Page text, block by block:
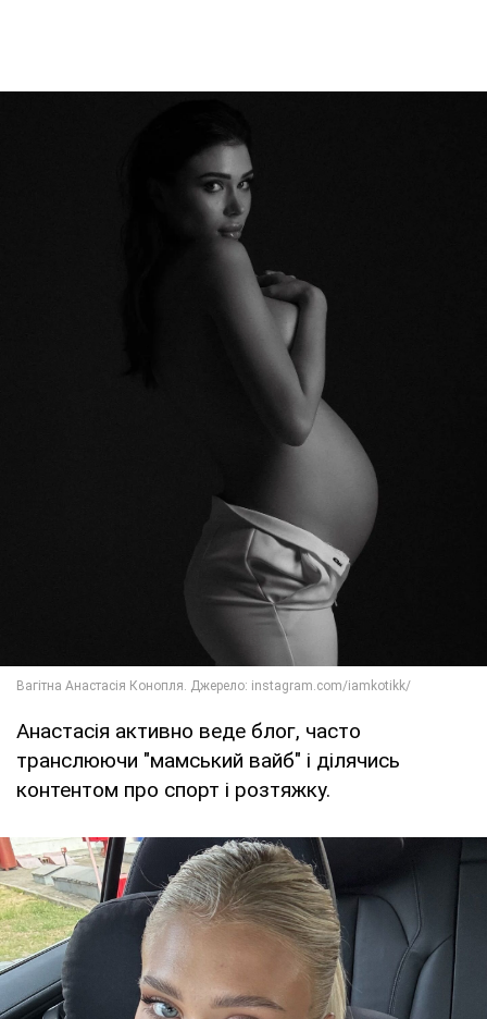
Анастасія активно веде блог, часто
транслюючи "мамський вайб" і ділячись
контентом про спорт і розтяжку.